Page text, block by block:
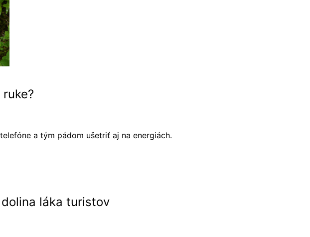
a tým pádom ušetriť aj na energiách.
láka turistov